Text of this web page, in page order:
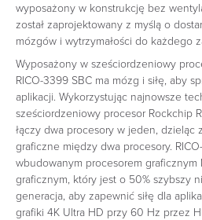
wyposażony w konstrukcję bez
został zaprojektowany z myślą o
mózgów i wytrzymałości do każdego
‎Wyposażony w sześciordzeniowy
RICO-3399 SBC ma mózg i siłę, aby
aplikacji. Wykorzystując najnowsze
sześciordzeniowy procesor Rockchip
łączy dwa procesory w jeden, dzieląc
graficzne między dwa procesory.
wbudowanym procesorem graficznym
graficznym, który jest o 50% szybszy
generacja, aby zapewnić siłę dla
grafiki 4K Ultra HD przy 60 Hz przez